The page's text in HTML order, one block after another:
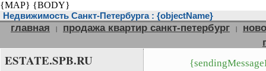
{MAP} {BODY}
Недвижимость Санкт-Петербурга : {objectName}
главная | продажа квартир санкт-петербург |
ESTATE.SPB.RU